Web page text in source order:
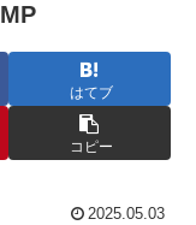
はてブ
コピー
2025.05.03